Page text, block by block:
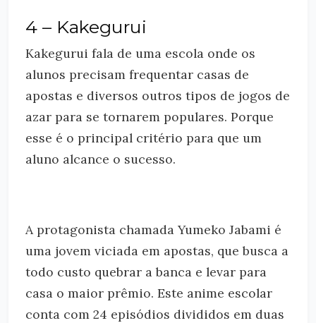
4 – Kakegurui
Kakegurui fala de uma escola onde os
alunos precisam frequentar casas de
apostas e diversos outros tipos de jogos de
azar para se tornarem populares. Porque
esse é o principal critério para que um
aluno alcance o sucesso.
A protagonista chamada Yumeko Jabami é
uma jovem viciada em apostas, que busca a
todo custo quebrar a banca e levar para
casa o maior prêmio. Este anime escolar
conta com 24 episódios divididos em duas